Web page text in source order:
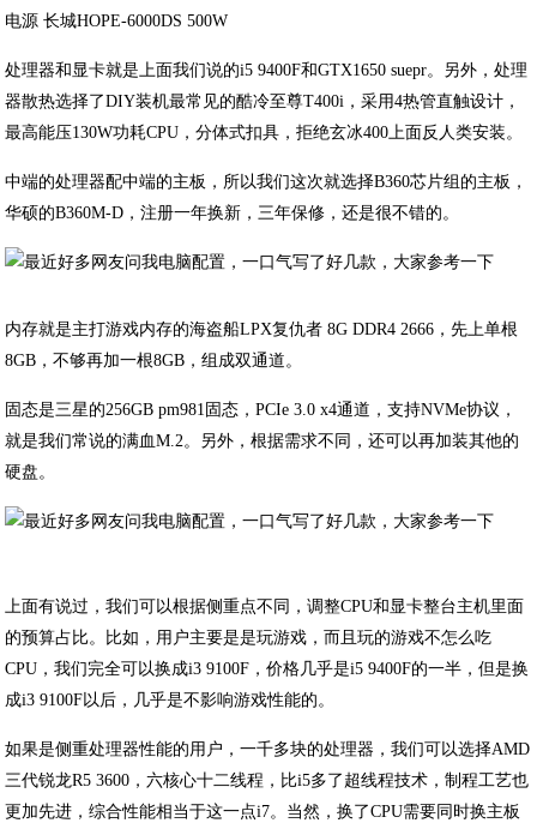
电源 长城HOPE-6000DS 500W
处理器和显卡就是上面我们说的i5 9400F和GTX1650 suepr。另外，处理
器散热选择了DIY装机最常见的酷冷至尊T400i，采用4热管直触设计，
最高能压130W功耗CPU，分体式扣具，拒绝玄冰400上面反人类安装。
中端的处理器配中端的主板，所以我们这次就选择B360芯片组的主板，
华硕的B360M-D，注册一年换新，三年保修，还是很不错的。
内存就是主打游戏内存的海盗船LPX复仇者 8G DDR4 2666，先上单根
8GB，不够再加一根8GB，组成双通道。
固态是三星的256GB pm981固态，PCIe 3.0 x4通道，支持NVMe协议，
就是我们常说的满血M.2。另外，根据需求不同，还可以再加装其他的
硬盘。
上面有说过，我们可以根据侧重点不同，调整CPU和显卡整台主机里面
的预算占比。比如，用户主要是是玩游戏，而且玩的游戏不怎么吃
CPU，我们完全可以换成i3 9100F，价格几乎是i5 9400F的一半，但是换
成i3 9100F以后，几乎是不影响游戏性能的。
如果是侧重处理器性能的用户，一千多块的处理器，我们可以选择AMD
三代锐龙R5 3600，六核心十二线程，比i5多了超线程技术，制程工艺也
更加先进，综合性能相当于这一点i7。当然，换了CPU需要同时换主板